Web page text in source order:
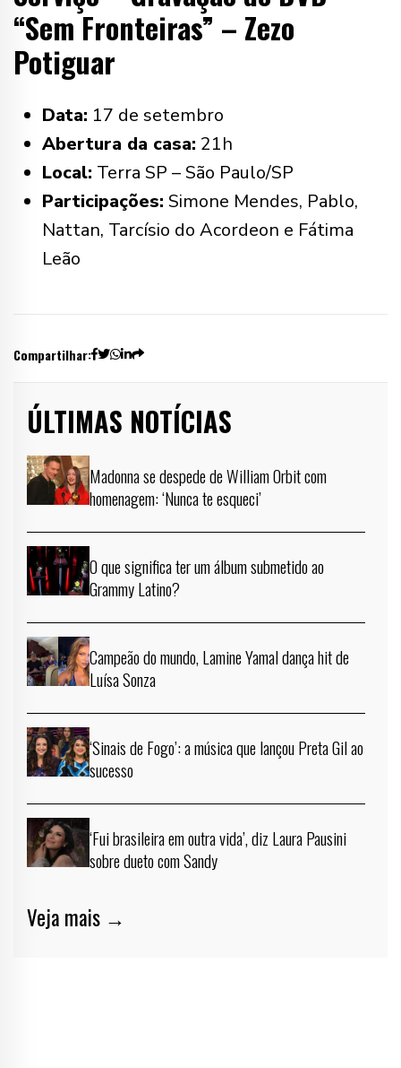
“Sem Fronteiras” – Zezo
Potiguar
Data: 17 de setembro
Abertura da casa: 21h
Local: Terra SP – São Paulo/SP
Participações: Simone Mendes, Pablo,
Nattan, Tarcísio do Acordeon e Fátima
Leão
Compartilhar:
ÚLTIMAS NOTÍCIAS
Madonna se despede de William Orbit com
homenagem: ‘Nunca te esqueci’
O que significa ter um álbum submetido ao
Grammy Latino?
Campeão do mundo, Lamine Yamal dança hit de
Luísa Sonza
‘Sinais de Fogo’: a música que lançou Preta Gil ao
sucesso
‘Fui brasileira em outra vida’, diz Laura Pausini
sobre dueto com Sandy
Veja mais →